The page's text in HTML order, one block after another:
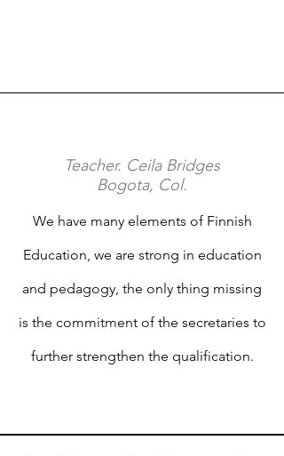
Teacher. Ceila Bridges
Bogota, Col.
We have many elements of Finnish
Education, we are strong in education
and pedagogy, the only thing missing
is the commitment of the secretaries to
further strengthen the qualification.